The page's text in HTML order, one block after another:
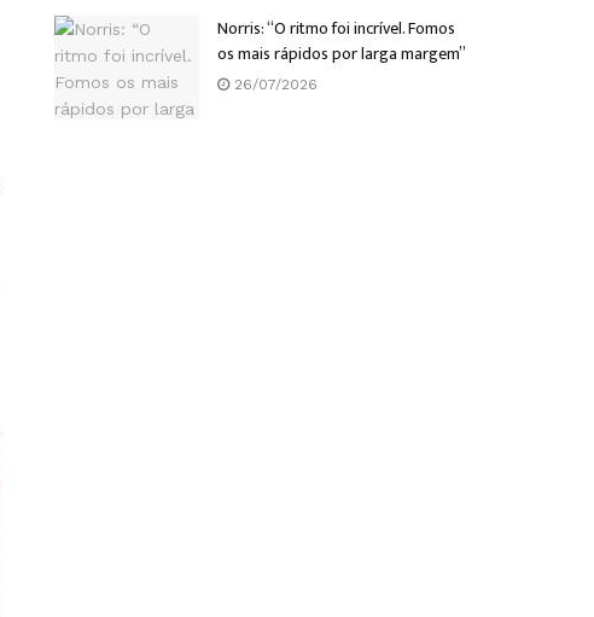
Norris: “O ritmo foi incrível. Fomos
os mais rápidos por larga margem”
26/07/2026